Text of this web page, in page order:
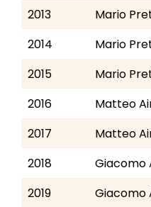
2013
Mario
2014
Mario
2015
Mario
2016
Matteo
2017
Matteo
2018
Giacomo
2019
Giacomo